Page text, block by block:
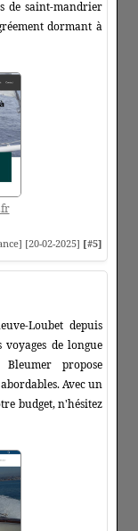
de saint-mandrier
dormant à
[20-02-2025] [#5]
Loubet depuis
de longue
propose
Avec un
budget, n'hésitez